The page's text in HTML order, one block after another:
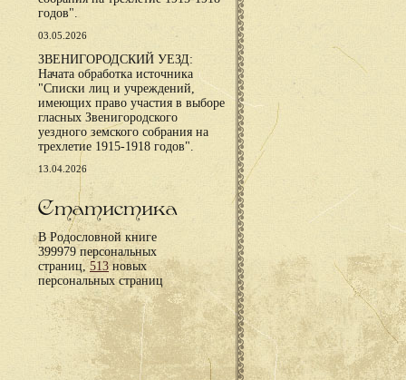
годов".
03.05.2026
ЗВЕНИГОРОДСКИЙ УЕЗД:
Начата обработка источника
"Списки лиц и учреждений,
имеющих право участия в выборе
гласных Звенигородского
уездного земского собрания на
трехлетие 1915-1918 годов".
13.04.2026
Статистика
В Родословной книге
399979 персональных
страниц,513новых
персональных страниц